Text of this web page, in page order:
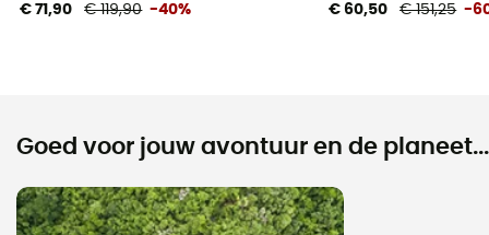
€ 71,90 € 119,90 -40% € 60,50 € 151,25 -
Goed voor jouw avontuur en de planeet...